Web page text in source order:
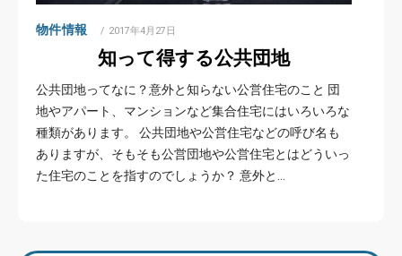
物件情報
POSTED
2017年4月27日
知って得する公共団地
公共団地ってなに？意外と知らない公営住宅のこと 団
地やアパート、マンションなど集合住宅にはいろいろな
種類があります。 公共団地や公営住宅などの呼び名も
ありますが、そもそも公営団地や公営住宅とはどういっ
た住宅のことを指すのでしょうか？ 意外と…